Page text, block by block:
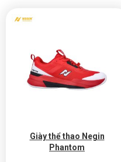
Giày thể thao Negin
Phantom